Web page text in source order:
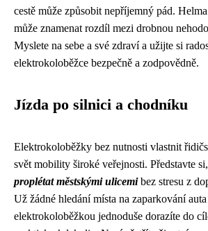
cestě může způsobit nepříjemný pád.
může znamenat rozdíl mezi drobnou
Myslete na sebe a své zdraví a užijte si
elektrokoloběžce bezpečně a zodpovědně.
Jízda po silnici a chodníku
Elektrokoloběžky bez nutnosti vlastnit
svět mobility široké veřejnosti. Představte
proplétat městskými ulicemibez stresu z
Už žádné hledání místa na zaparkování
elektrokoloběžkou jednoduše dorazíte do